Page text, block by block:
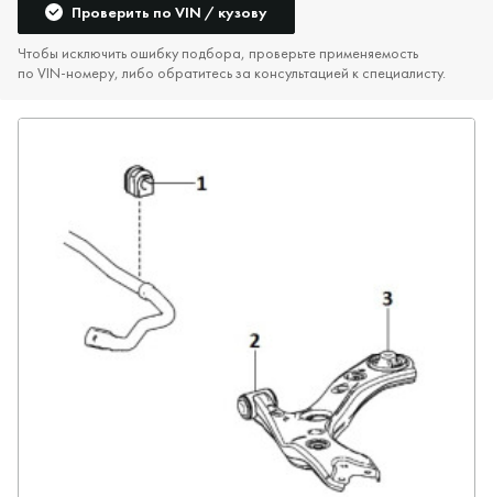
Нет, выбрать другой
Проверить по VIN / кузову
Чтобы исключить ошибку подбора, проверьте применяемость
по VIN‑номеру, либо обратитесь за консультацией к специалисту.